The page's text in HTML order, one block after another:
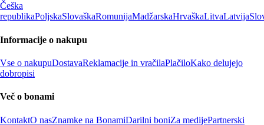
Češka
republikaPoljskaSlovaškaRomunijaMadžarskaHrvaškaLitvaLatvija
Informacije o nakupu
Vse o nakupuDostavaReklamacije in vračilaPlačiloKako delujejo
dobropisi
Več o bonami
KontaktO nasZnamke na BonamiDarilni boniZa medijePartnerski